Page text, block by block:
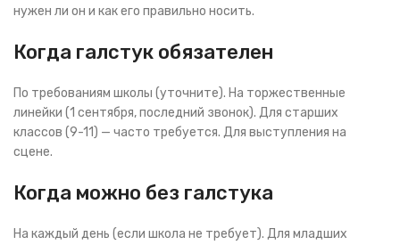
нужен ли он и как его правильно носить.
Когда галстук обязателен
По требованиям школы (уточните). На торжественные
линейки (1 сентября, последний звонок). Для старших
классов (9-11) — часто требуется. Для выступления на
сцене.
Когда можно без галстука
На каждый день (если школа не требует). Для младших